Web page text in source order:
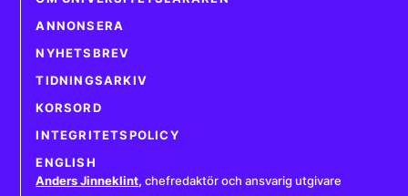
ANNONSERA
NYHETSBREV
TIDNINGSARKIV
KORSORD
INTEGRITETSPOLICY
ENGLISH
Anders Jinneklint, chefredaktör och ansvarig utgivare